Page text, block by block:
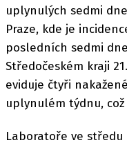
uplynulých sedmi
Praze, kde je
posledních sedmi
Středočeském kraji
eviduje čtyři
uplynulém týdnu,
Laboratoře ve